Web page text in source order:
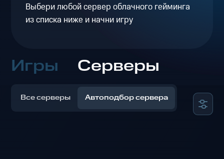
Выбери любой сервер облачного гейминга
из списка ниже и начни игру
Игры Серверы
Все серверы Автоподбор сервера